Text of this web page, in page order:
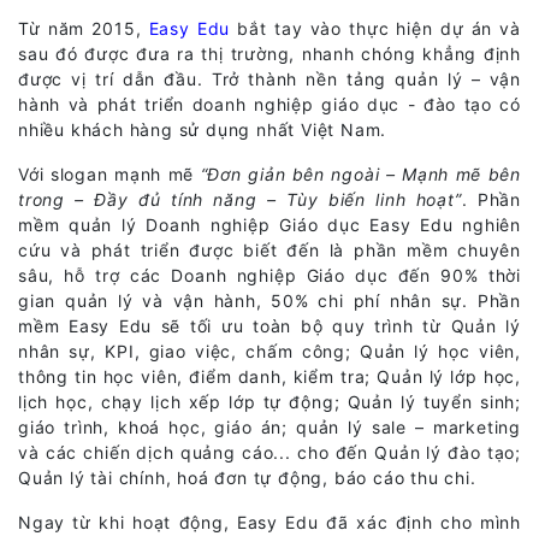
Từ năm 2015, Easy Edu bắt tay vào thực hiện dự án và
sau đó được đưa ra thị trường, nhanh chóng khẳng định
được vị trí dẫn đầu. Trở thành nền tảng quản lý – vận
hành và phát triển doanh nghiệp giáo dục - đào tạo có
nhiều khách hàng sử dụng nhất Việt Nam.
Với slogan mạnh mẽ “Đơn giản bên ngoài – Mạnh mẽ bên
trong – Đầy đủ tính năng – Tùy biến linh hoạt”. Phần
mềm quản lý Doanh nghiệp Giáo dục Easy Edu nghiên
cứu và phát triển được biết đến là phần mềm chuyên
sâu, hỗ trợ các Doanh nghiệp Giáo dục đến 90% thời
gian quản lý và vận hành, 50% chi phí nhân sự. Phần
mềm Easy Edu sẽ tối ưu toàn bộ quy trình từ Quản lý
nhân sự, KPI, giao việc, chấm công; Quản lý học viên,
thông tin học viên, điểm danh, kiểm tra; Quản lý lớp học,
lịch học, chạy lịch xếp lớp tự động; Quản lý tuyển sinh;
giáo trình, khoá học, giáo án; quản lý sale – marketing
và các chiến dịch quảng cáo... cho đến Quản lý đào tạo;
Quản lý tài chính, hoá đơn tự động, báo cáo thu chi.
Ngay từ khi hoạt động, Easy Edu đã xác định cho mình